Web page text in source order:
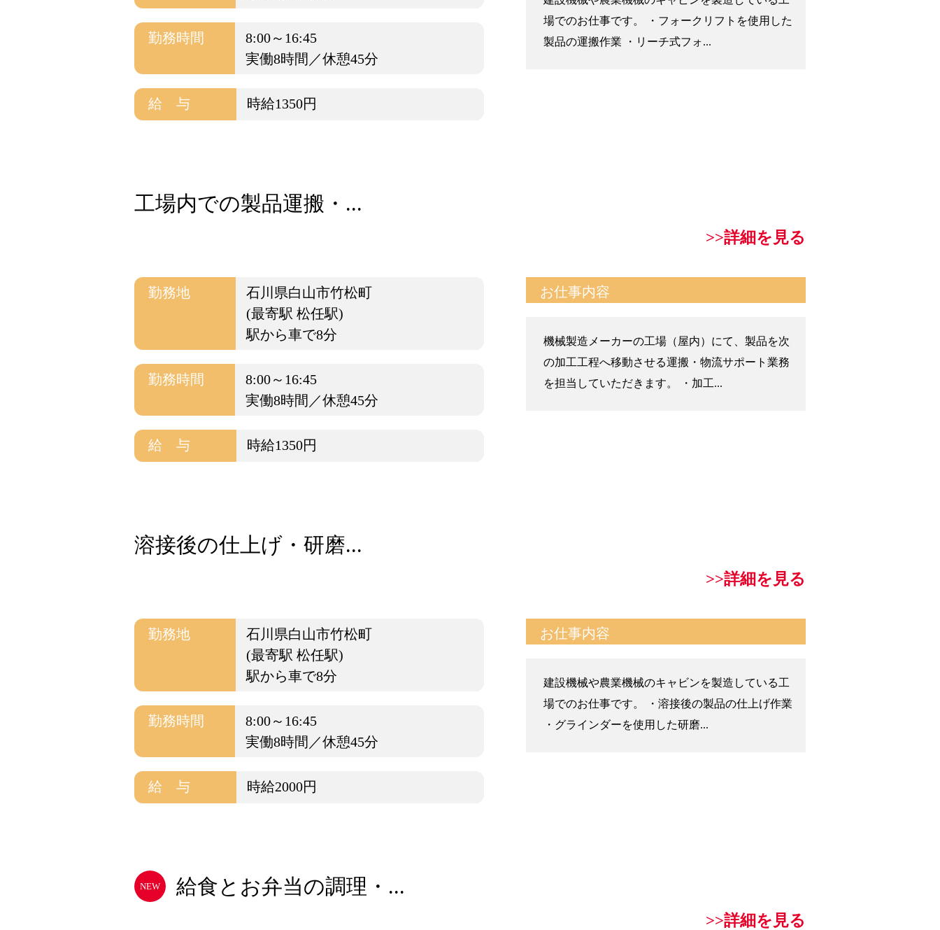
勤務時間
8:00～16:45
実働8時間／休憩45分
給 与 時給1350円
場でのお仕事です。 ・フォークリフトを使用した
製品の運搬作業 ・リーチ式フォ...
工場内での製品運搬・...
>>詳細を見る
勤務地
石川県白山市竹松町
(最寄駅 松任駅)
駅から車で8分
勤務時間
8:00～16:45
実働8時間／休憩45分
給 与 時給1350円
お仕事内容
機械製造メーカーの工場（屋内）にて、製品を次
の加工工程へ移動させる運搬・物流サポート業務
を担当していただきます。 ・加工...
溶接後の仕上げ・研磨...
>>詳細を見る
勤務地
石川県白山市竹松町
(最寄駅 松任駅)
駅から車で8分
勤務時間
8:00～16:45
実働8時間／休憩45分
給 与 時給2000円
お仕事内容
建設機械や農業機械のキャビンを製造している工
場でのお仕事です。 ・溶接後の製品の仕上げ作業
・グラインダーを使用した研磨...
NEW 給食とお弁当の調理・...
>>詳細を見る